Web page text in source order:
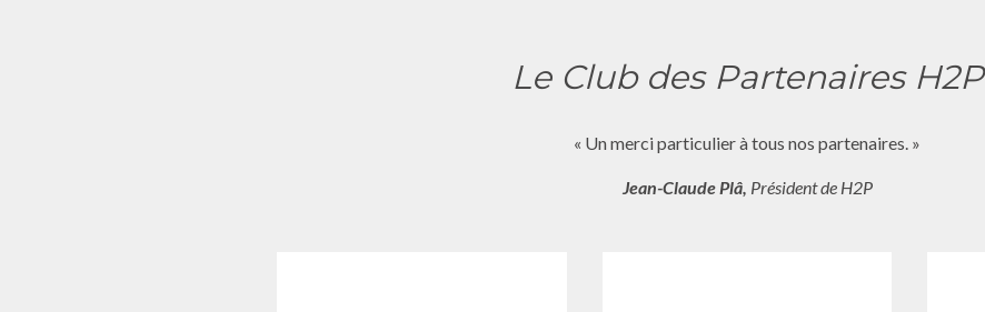
Le Club des Partenaires H2P
« Un merci particulier à tous nos partenaires. »
Jean-Claude Plâ, Président de H2P